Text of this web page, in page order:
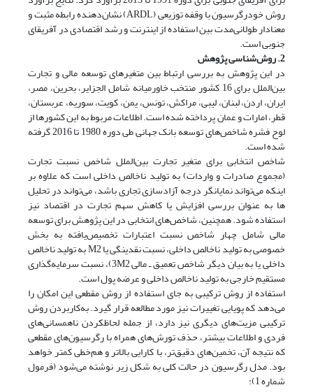
روش خود‌رگرسیون با وقفه توزیعی (ARDL) نشان‌دهنده رابطه مثبت و
معنادار طولانی‌مدت بین استفاده از اینترنت و رشد اقتصادی در آفریقای
جنوبی است.
2. روش‌شناسی پژوهش
در این پژوهش به بررسی ارتباط بین متغیرهای توسعه مالی و تجارت
بین‌الملل برای 16 کشور منتخب خاورمیانه شامل الجزایر، بحرین، مصر،
ایران، اردن، لبنان، لیبی، مراکش، تونس، یمن، کویت، سوریه، عربستان،
قطر، امارات و عمان پرداخته شده است. اطلاعات مربوط به این کشورها از
لوح فشره شاخص‌های توسعه بانک جهانی طی دوره 1980 تا 2016 گرفته
شده است.
شاخص انتخابی برای متغیر تجارت بین‌الملل شاخص نسبت تجارت
(مجموع صادرات و واردات) به تولید ناخالص داخلی است که علاوه بر
اینکه می‌تواند نمایانگر درجه آزادسازی تجاری باشد، می‌تواند در تحلیل­‌
ها به عنوان بررسی افزایش یا کاهش سهم تجارت در اقتصاد نیز
استفاده شود. همچنین، شاخص‌­های انتخابی در این پژوهش برای توسعه
مالی شامل چهار شاخص نسبت اعتبارات تخصیص‌یافته به بخش
خصوصی به تولید ناخالص داخلی‌، نسبت نقدینگی یا M2 به تولید ناخالص
داخلی یا به بیان دیگر شاخص تعمیق ـ مالی 3M2)، نسبت سرمایه‌گذاری
مستقیم خارجی به تولید ناخالص داخلی و عرضه پول است.
استفاده از روش ترکیبی به جای استفاده از روش مقطعی این امکان را
می‌دهد که پویایی تغییرات نیز مورد مطالعه قرار گیرد. به‌کاربردن روش
ترکیبی مزیت‌های دیگری نیز دارد، از جمله لحاظکردن ناهمسانی‌های
فردی و اطلاعات بیشتر، حذف تورش‌های همراه با رگرسیون‌های مقطعی
که نتیجه آن، تخمین‌های دقیق‌تر، با کارایی بالاتر و هم‌خطی کمتر خواهد
بود. مدل رگرسیون در حالت کلی به شکل زیر نوشته می‌شود (فرمول
شماره 1):